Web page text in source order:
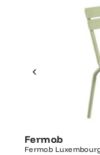
Fermob
Fermob